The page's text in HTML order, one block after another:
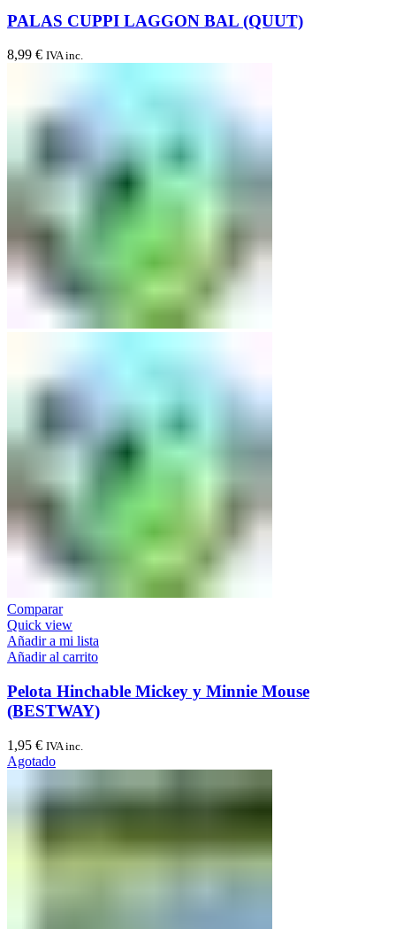
PALAS CUPPI LAGGON BAL (QUUT)
8,99 € IVA inc.
Comparar
Quick view
Añadir a mi lista
Añadir al carrito
Pelota Hinchable Mickey y Minnie Mouse
(BESTWAY)
1,95 € IVA inc.
Agotado